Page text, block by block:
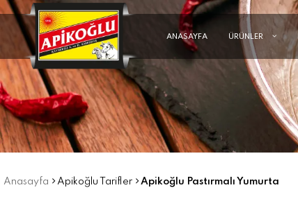
ANASAYFA ÜRÜNLER
Anasayfa Apikoğlu Tarifler Apikoğlu Pastırmalı Yumurta